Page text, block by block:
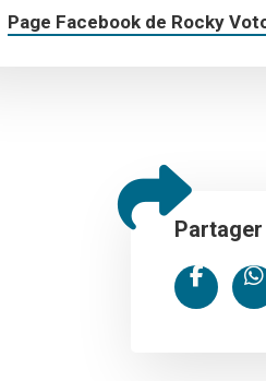
Page Facebook de Rocky